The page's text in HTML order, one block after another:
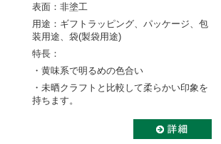
表面：非塗工
用途：ギフトラッピング、パッケージ、包
装用途、袋(製袋用途)
特長：
・黄味系で明るめの色合い
・未晒クラフトと比較して柔らかい印象を
持ちます。